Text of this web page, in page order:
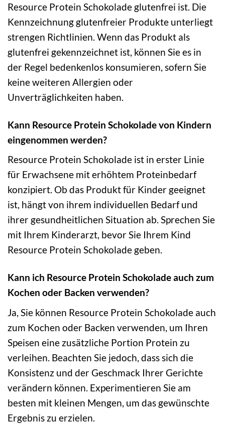
Resource Protein Schokolade glutenfrei ist. Die
Kennzeichnung glutenfreier Produkte unterliegt
strengen Richtlinien. Wenn das Produkt als
glutenfrei gekennzeichnet ist, können Sie es in
der Regel bedenkenlos konsumieren, sofern Sie
keine weiteren Allergien oder
Unverträglichkeiten haben.
Kann Resource Protein Schokolade von Kindern
eingenommen werden?
Resource Protein Schokolade ist in erster Linie
für Erwachsene mit erhöhtem Proteinbedarf
konzipiert. Ob das Produkt für Kinder geeignet
ist, hängt von ihrem individuellen Bedarf und
ihrer gesundheitlichen Situation ab. Sprechen Sie
mit Ihrem Kinderarzt, bevor Sie Ihrem Kind
Resource Protein Schokolade geben.
Kann ich Resource Protein Schokolade auch zum
Kochen oder Backen verwenden?
Ja, Sie können Resource Protein Schokolade auch
zum Kochen oder Backen verwenden, um Ihren
Speisen eine zusätzliche Portion Protein zu
verleihen. Beachten Sie jedoch, dass sich die
Konsistenz und der Geschmack Ihrer Gerichte
verändern können. Experimentieren Sie am
besten mit kleinen Mengen, um das gewünschte
Ergebnis zu erzielen.